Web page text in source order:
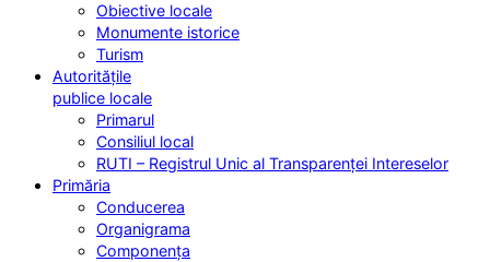
Obiective locale
Monumente istorice
Turism
Autoritățile
publice locale
Primarul
Consiliul local
RUTI – Registrul Unic al Transparenței Intereselor
Primăria
Conducerea
Organigrama
Componența